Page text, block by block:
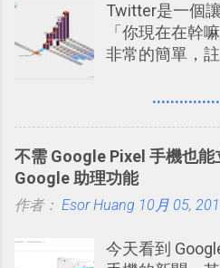
品：「 King of
玩法與眾不同
Twitter是一個
「你現在在幹
非常的簡單，
文，你可以真
牢騷，或許你
什麼事情。各
「twitter」會像
不管是採用什
不需 Google Pixel 手機也能
Google 助理功能
作者： Esor Huang 10月 05,
今天看到